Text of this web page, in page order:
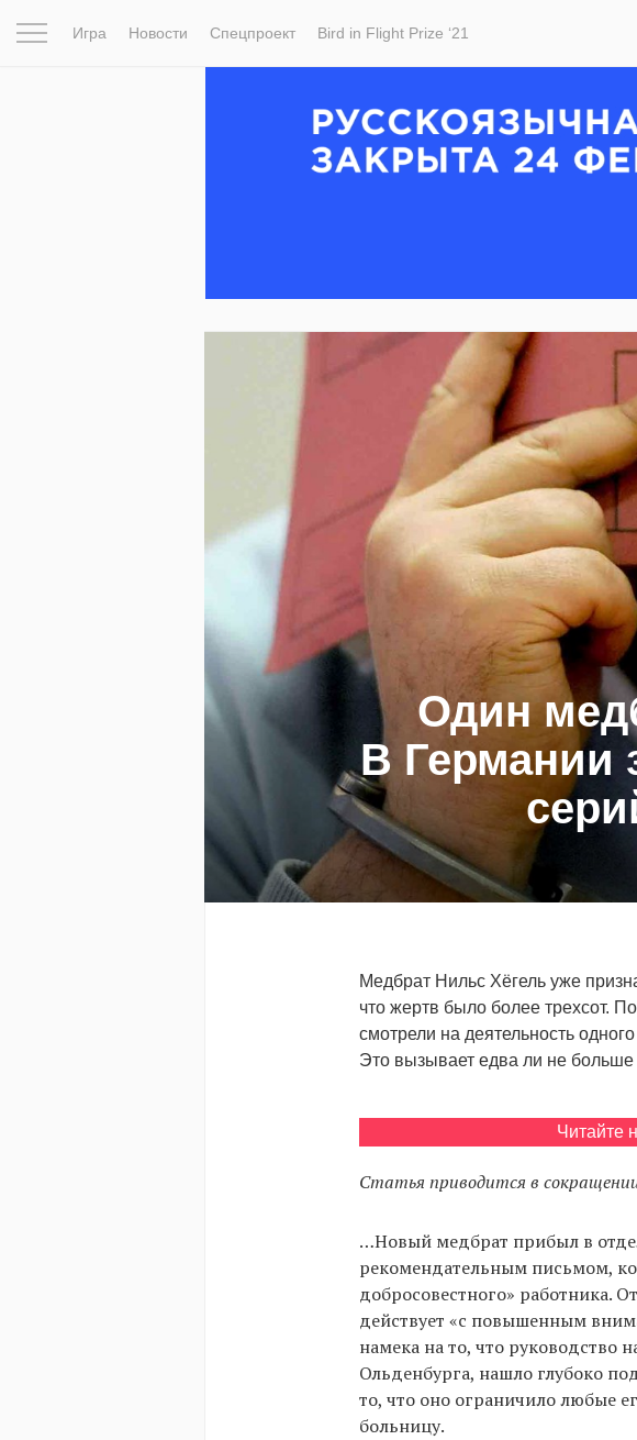
Игра Новости Спецпроект Bird in Flight Prize ‘21
Один
В Германии
Медбрат Нильс Хёгель уже
что жертв было более трехсот.
смотрели на деятельность
Это вызывает едва ли не
Читайте
Статья приводится в
…Новый медбрат прибыл в
рекомендательным письмом,
добросовестного» работника.
действует «с повышенным
намека на то, что руководство
Ольденбурга, нашло глубоко
то, что оно ограничило любые
больницу.